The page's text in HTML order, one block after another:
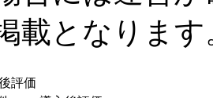
載となります
評価